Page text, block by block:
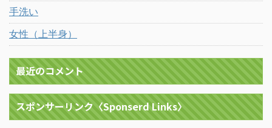
手洗い
女性（上半身）
最近のコメント
スポンサーリンク〈Sponserd Links〉